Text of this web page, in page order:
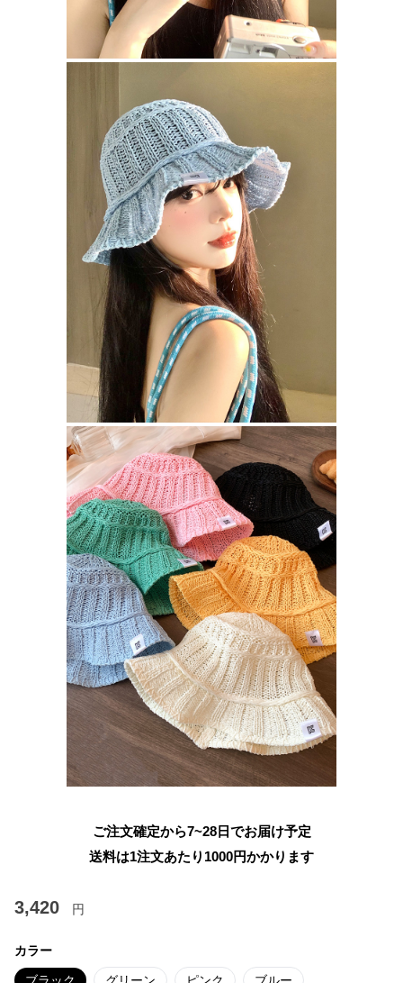
ご注文確定から7~28日でお届け予定
送料は1注文あたり 1000円かかります
3,420 円
カラー